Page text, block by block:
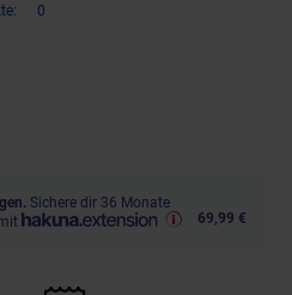
0
Sichere dir 36 Monate
69,99 €